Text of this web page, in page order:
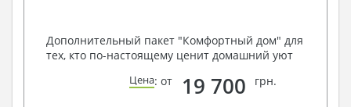
Дополнительный пакет "Комфортный дом" для
тех, кто по-настоящему ценит домашний уют
Цена: от 19 700 грн.